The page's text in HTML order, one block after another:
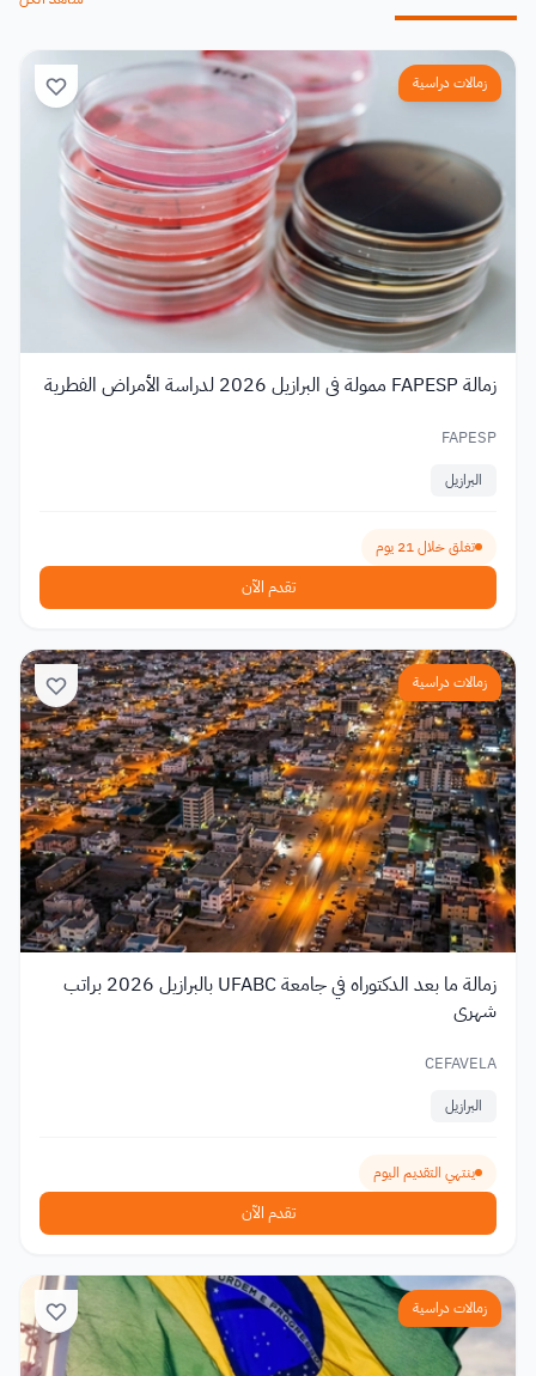
زمالات دراسية
زمالة FAPESP ممولة في البرازيل 2026 لدراسة الأمراض الفطرية
FAPESP
البرازيل
تغلق خلال 21 يوم
تقدم الآن
زمالات دراسية
زمالة ما بعد الدكتوراه في جامعة UFABC بالبرازيل 2026 براتب
شهري
CEFAVELA
البرازيل
ينتهي التقديم اليوم
تقدم الآن
زمالات دراسية